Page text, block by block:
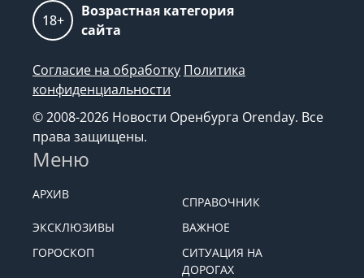
18+
Возрастная категория
сайта
Согласие на обработку Политика
конфиденциальности
© 2008-2026 Новости Оренбурга Orenday. Все
права защищены.
Меню
АРХИВ
СПРАВОЧНИК
ЭКСКЛЮЗИВЫ
ВАЖНОЕ
ГОРОСКОП
СИТУАЦИЯ НА
ДОРОГАХ